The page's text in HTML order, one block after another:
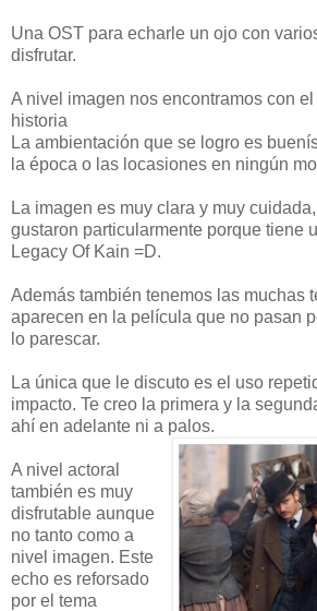
Una OST para echarle un ojo con
disfrutar.
A nivel imagen nos encontramos con
historia
La ambientación que se logro es
la época o las locasiones en ningún
La imagen es muy clara y muy
gustaron particularmente porque tiene
Legacy Of Kain =D.
Además también tenemos las muchas
aparecen en la película que no pasan
lo parescar.
La única que le discuto es el uso
impacto. Te creo la primera y la
ahí en adelante ni a palos.
A nivel actoral
también es muy
disfrutable aunque
no tanto como a
nivel imagen. Este
echo es reforsado
por el tema